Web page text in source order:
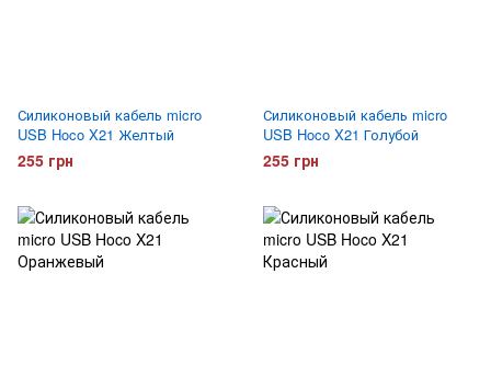
Силиконовый кабель micro
USB Hoco X21 Желтый
255 грн
Силиконовый кабель micro
USB Hoco X21 Голубой
255 грн